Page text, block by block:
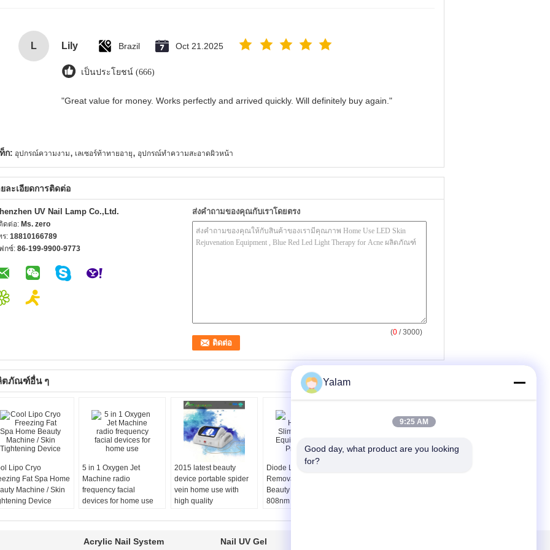
L Lily Brazil Oct 21.2025
เป็นประโยชน์ (666)
"Great value for money. Works perfectly and arrived quickly. Will definitely buy again."
ก: อุปกรณ์ความงาม, เลเซอร์ท้าทายอายุ, อุปกรณ์ทำความสะอาดผิวหน้า
ละเอียดการติดต่อ
UV Nail Lamp Co.,Ltd.
ดต่อ: Ms. zero
ร: 18810166789
กซ์: 86-199-9900-9773
ส่งคำถามของคุณกับเราโดยตรง
(0 / 3000)
ตภัณฑ์อื่น ๆ
Lipo Cryo
Fat Spa Home
Machine / Skin
Device
5 in 1 Oxygen Jet
Machine radio
frequency facial
devices for home use
2015 latest beauty
device portable spider
vein home use with
high quality
Diode Laser Hair
Removal Slimming
Beauty Equipment
808nm Professional
Acrylic Nail System Nail UV Gel
Yalam
9:25 AM
Good day, what product are you looking
for?